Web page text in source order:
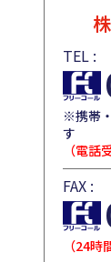
TEL :
※携帯
す
（電話
FAX :
（24時